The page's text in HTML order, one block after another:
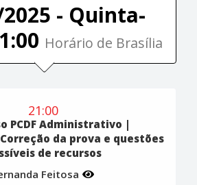
- Quinta-
Horário de Brasília
21:00
PCDF Administrativo |
da prova e questões
de recursos
Feitosa